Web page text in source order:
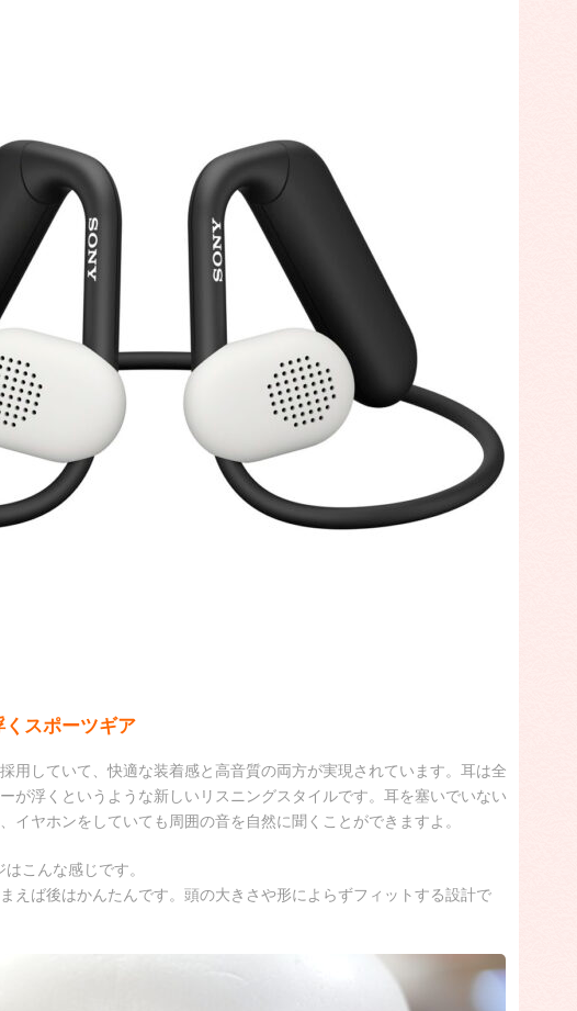
スポーツギア
用していて、快適な装着感と高音質の両方が実現されています。耳は全
が浮くというような新しいリスニングスタイルです。耳を塞いでいない
イヤホンをしていても周囲の音を自然に聞くことができますよ。
こんな感じです。
えば後はかんたんです。頭の大きさや形によらずフィットする設計で